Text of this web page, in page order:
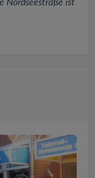
Nordseestraße ist